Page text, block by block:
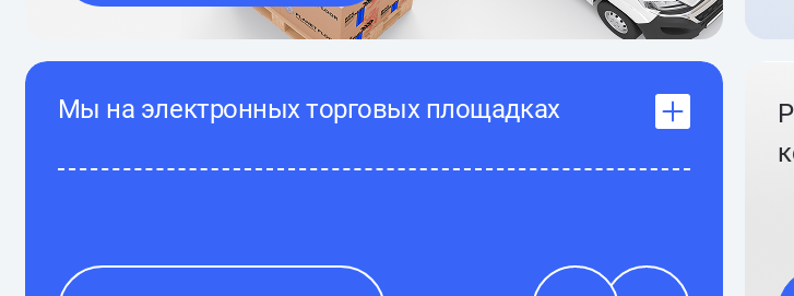
Мы на электронных торговых площадках